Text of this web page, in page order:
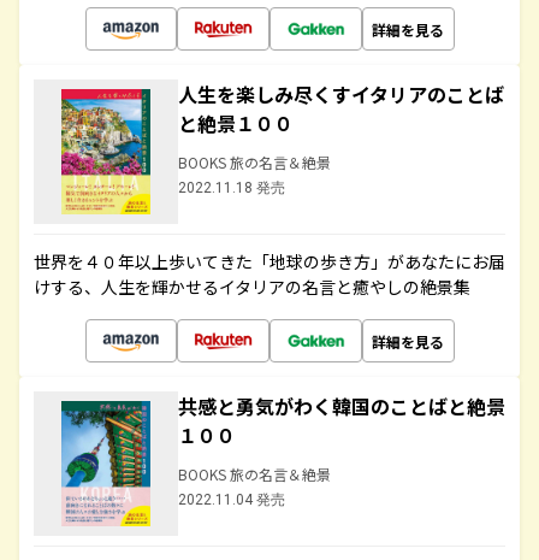
詳細を見る
人生を楽しみ尽くすイタリアのことば
と絶景１００
BOOKS 旅の名言＆絶景
2022.11.18 発売
世界を４０年以上歩いてきた「地球の歩き方」があなたにお届
けする、人生を輝かせるイタリアの名言と癒やしの絶景集
詳細を見る
共感と勇気がわく韓国のことばと絶景
１００
BOOKS 旅の名言＆絶景
2022.11.04 発売